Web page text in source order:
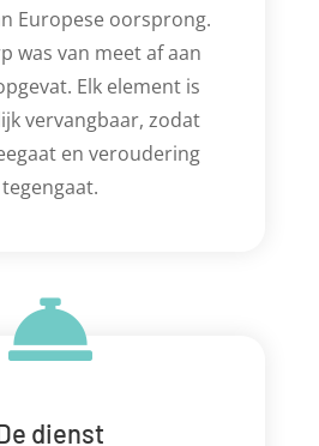
Europese oorsprong.
was van meet af aan
Elk element is
vervangbaar, zodat
en veroudering
tegengaat.

dienst